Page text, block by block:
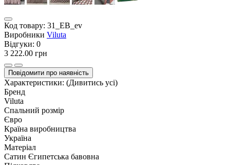
Код товару: 31_EB_ev
Виробники Viluta
Відгуки: 0
3 222.00 грн
Повідомити про наявність
Характеристики: (Дивитись усі)
Бренд
Viluta
Спальний розмір
Євро
Країна виробництва
Україна
Матеріал
Сатин Єгипетська бавовна